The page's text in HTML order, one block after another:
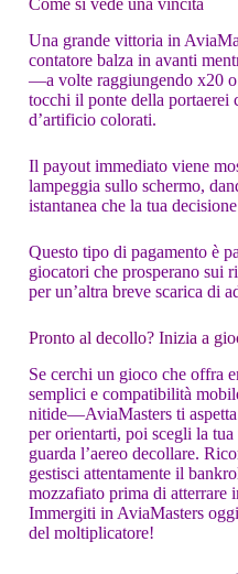
Come si vede una vincita
Una grande vittoria in
contatore balza in avanti
—a volte raggiungendo x20
tocchi il ponte della portaerei
d’artificio colorati.
Il payout immediato viene
lampeggia sullo schermo,
istantanea che la tua
Questo tipo di pagamento è
giocatori che prosperano sui
per un’altra breve scarica di
Pronto al decollo? Inizia a
Se cerchi un gioco che offra
semplici e compatibilità
nitide—AviaMasters ti
per orientarti, poi scegli la
guarda l’aereo decollare.
gestisci attentamente il
mozzafiato prima di atterrare
Immergiti in AviaMasters
del moltiplicatore!